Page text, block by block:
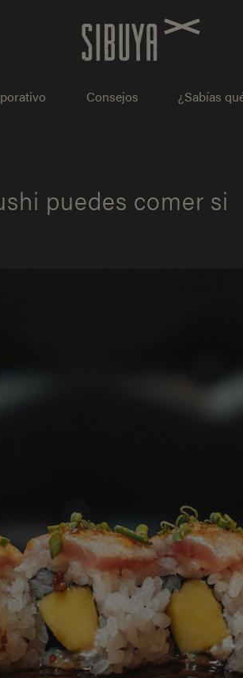
Consejos ¿Sabías
puedes comer si